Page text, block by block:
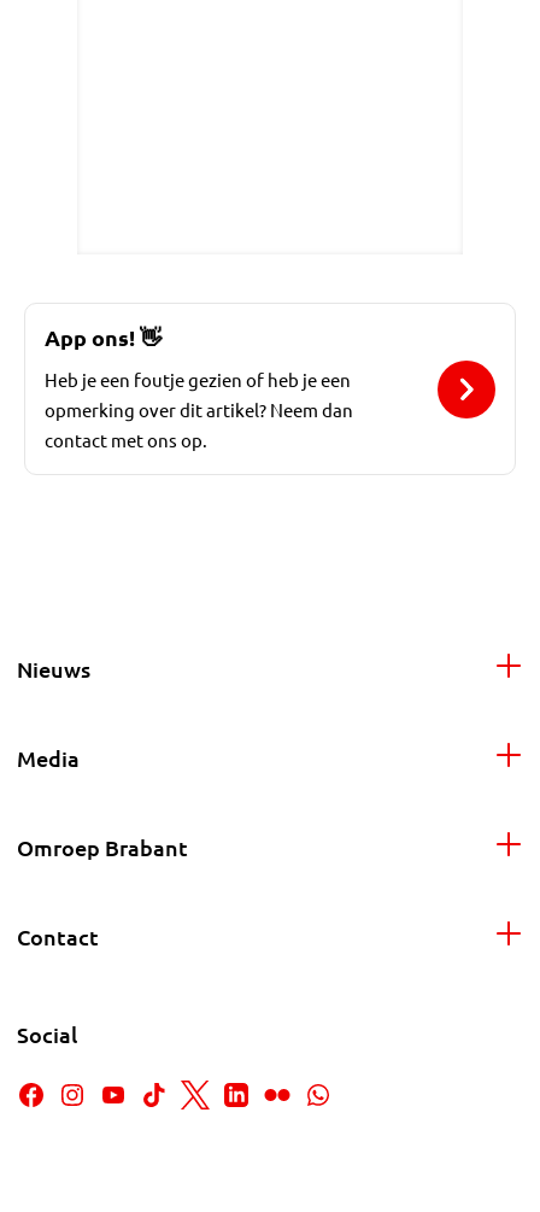
App ons!👋
Heb je een foutje gezien of heb je een
opmerking over dit artikel? Neem dan
contact met ons op.
Nieuws
Media
Omroep Brabant
Contact
Social